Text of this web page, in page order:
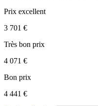
Prix excellent
3 701 €
Très bon prix
4 071 €
Bon prix
4 441 €